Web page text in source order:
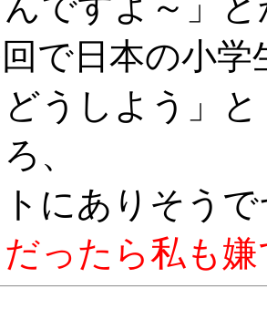
回で日本の小
どうしよう」と
、
トにありそう
ったら私も嫌